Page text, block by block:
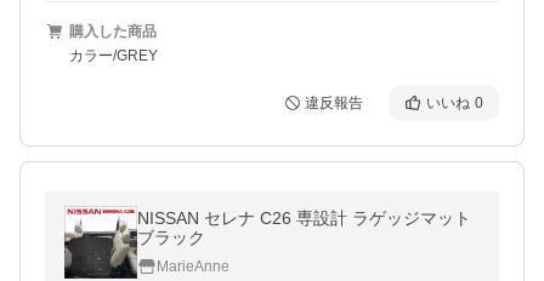
購入した商品
カラー/GREY
違反報告 いいね 0
NISSAN セレナ C26 専設計 ラゲッジマット
ブラック
MarieAnne